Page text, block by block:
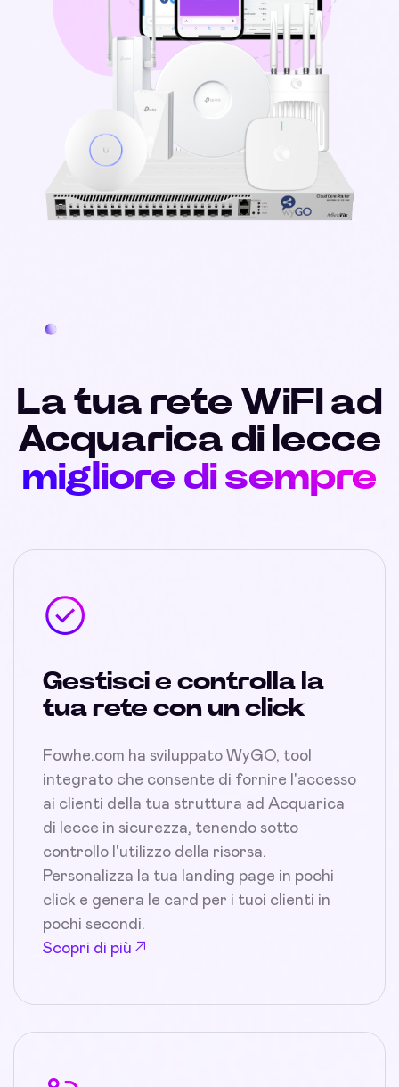
La tua rete WiFI ad
Acquarica di lecce
migliore di sempre
Gestisci e controlla la
tua rete con un click
Fowhe.com ha sviluppato WyGO, tool
integrato che consente di fornire l'accesso
ai clienti della tua struttura ad Acquarica
di lecce in sicurezza, tenendo sotto
controllo l'utilizzo della risorsa.
Personalizza la tua landing page in pochi
click e genera le card per i tuoi clienti in
pochi secondi.
Scopri di più